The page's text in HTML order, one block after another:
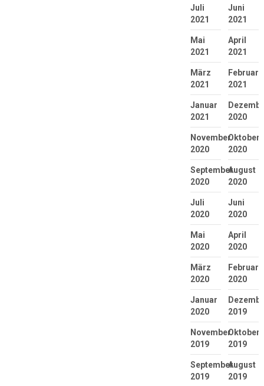
Juli
2021
Juni
2021
Mai
2021
April
2021
März
2021
Februar
2021
Januar
2021
2020
November
2020
Oktober
2020
September
2020
August
2020
Juli
2020
Juni
2020
Mai
2020
April
2020
März
2020
Februar
2020
Januar
2020
2019
November
2019
Oktober
2019
September
2019
August
2019